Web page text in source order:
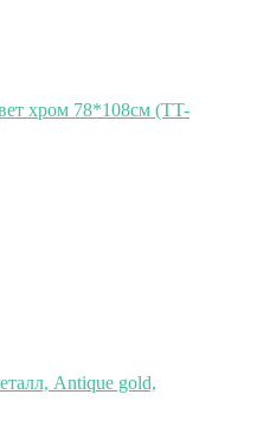
хром 78*108см (TT-
Antique gold,